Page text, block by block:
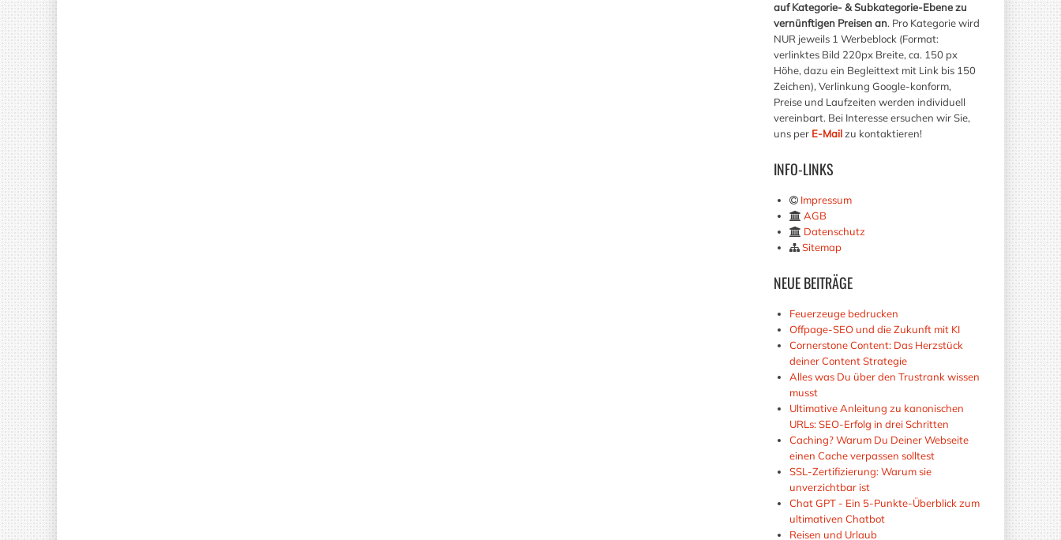
auf Kategorie- & Subkategorie-Ebene zu
vernünftigen Preisen an. Pro Kategorie wird
NUR jeweils 1 Werbeblock (Format:
verlinktes Bild 220px Breite, ca. 150 px
Höhe, dazu ein Begleittext mit Link bis 150
Zeichen), Verlinkung Google-konform,
Preise und Laufzeiten werden individuell
vereinbart. Bei Interesse ersuchen wir Sie,
uns per E-Mailzu kontaktieren!
INFO-LINKS
Impressum
AGB
Datenschutz
Sitemap
NEUEBEITRÄGE
Feuerzeuge bedrucken
Offpage-SEO und die Zukunft mit KI
Cornerstone Content: Das Herzstück
deiner Content Strategie
Alles was Du über den Trustrank wissen
musst
Ultimative Anleitung zu kanonischen
URLs: SEO-Erfolg in drei Schritten
Caching? Warum Du Deiner Webseite
einen Cache verpassen solltest
SSL-Zertifizierung: Warum sie
unverzichtbar ist
Chat GPT - Ein 5-Punkte-Überblick zum
ultimativen Chatbot
Reisen und Urlaub